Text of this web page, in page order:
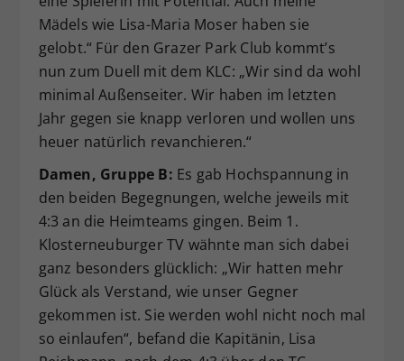
Mädels wie Lisa-Maria Moser haben sie
gelobt.“ Für den Grazer Park Club kommt’s
nun zum Duell mit dem KLC: „Wir sind da wohl
minimal Außenseiter. Wir haben im letzten
Jahr gegen sie knapp verloren und wollen uns
heuer natürlich revanchieren.“
Damen, Gruppe B: Es gab Hochspannung in
den beiden Begegnungen, welche jeweils mit
4:3 an die Heimteams gingen. Beim 1.
Klosterneuburger TV wähnte man sich dabei
ganz besonders glücklich: „Wir hatten mehr
Glück als Verstand, wie unser Gegner
gekommen ist. Sie werden wohl nicht noch mal
so einlaufen“, befand die Kapitänin, Lisa